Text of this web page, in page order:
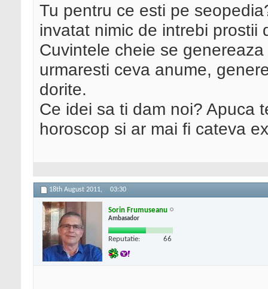
Tu pentru ce esti pe
invatat nimic de intrebi prostii
Cuvintele cheie se
urmaresti ceva anume,
dorite.
Ce idei sa ti dam noi? Apuca
horoscop si ar mai fi cateva
18th August 2011, 03:30
Sorin Frumuseanu
Ambasador
Reputatie: 66